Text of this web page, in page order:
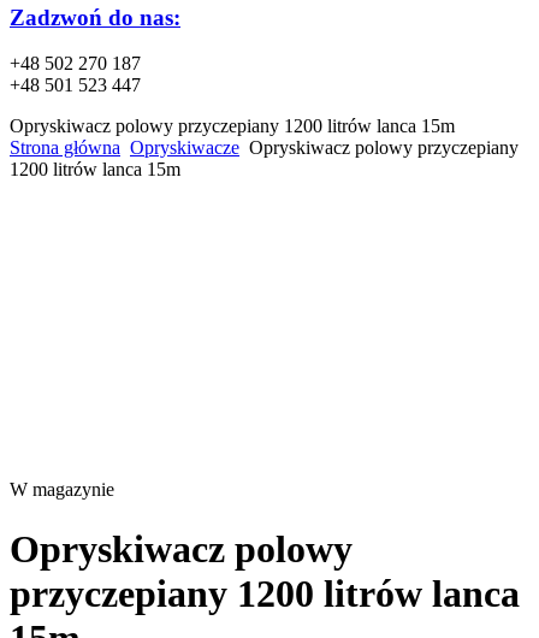
Zadzwoń do nas:
+48 502 270 187
+48 501 523 447
Opryskiwacz polowy przyczepiany 1200 litrów lanca 15m
Strona główna Opryskiwacze Opryskiwacz polowy przyczepiany
1200 litrów lanca 15m
W magazynie
Opryskiwacz polowy
przyczepiany 1200 litrów lanca